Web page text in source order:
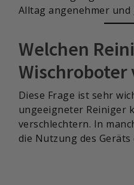
Alltag angenehmer
Welchen
Diese Frage ist sehr
ungeeigneter Reiniger
verschlechtern. In
die Nutzung des Geräts